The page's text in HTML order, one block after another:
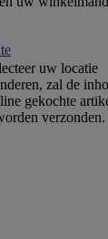
uw locatie
zal de
gekochte
verzonden.